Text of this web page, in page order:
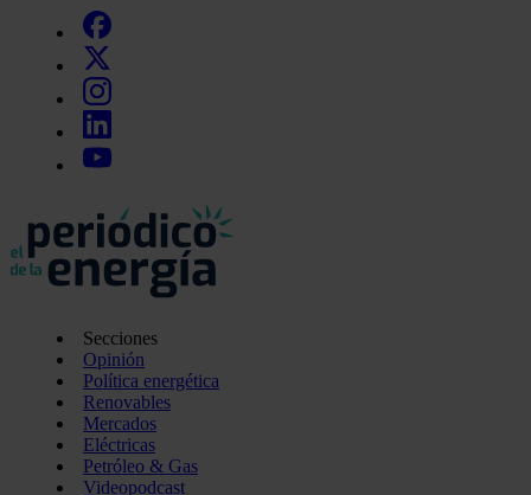
Secciones
Opinión
Política energética
Renovables
Mercados
Eléctricas
Petróleo & Gas
Videopodcast